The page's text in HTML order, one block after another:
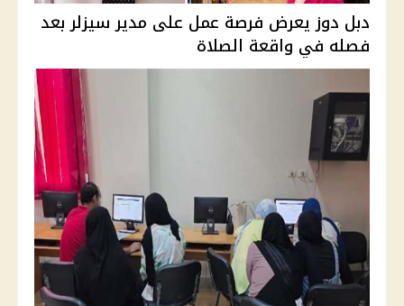
دبل دوز يعرض فرصة عمل على مدير سيزلر بعد
فصله في واقعة الصلاة